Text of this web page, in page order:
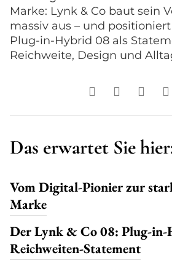
Marke: Lynk & Co baut sein
massiv aus – und
Plug-in-Hybrid 08 als
Reichweite, Design und
Das erwartet Sie
Vom Digital-Pionier zur
Marke
Der Lynk & Co 08: Plug-
Reichweiten-Statement